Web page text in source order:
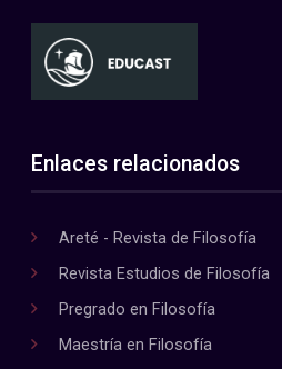
Enlaces relacionados
Areté - Revista de Filosofía
Revista Estudios de Filosofía
Pregrado en Filosofía
Maestría en Filosofía